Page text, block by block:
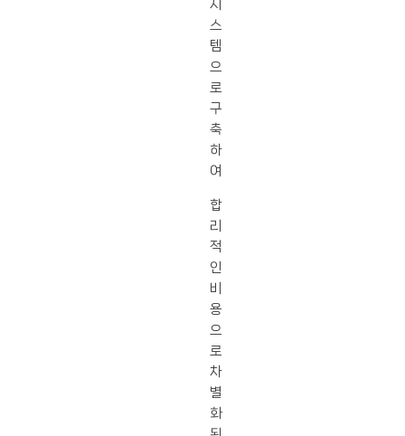
시
스
템
으
로
구
축
하
여
합
리
적
인
비
용
으
로
차
별
화